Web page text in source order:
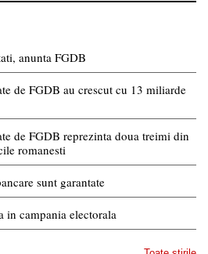
anunta FGDB
de FGDB au crescut cu 13 miliarde
de FGDB reprezinta doua treimi din
romanesti
sunt garantate
in campania electorala